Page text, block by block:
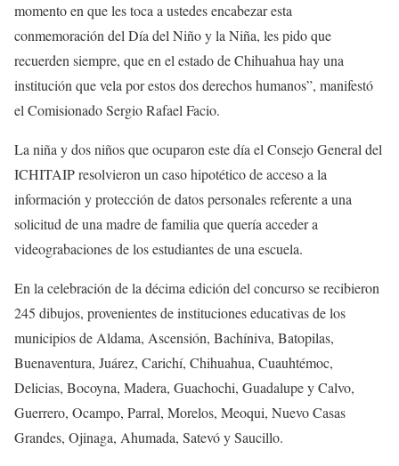
momento en que les toca a ustedes encabezar esta
conmemoración del Día del Niño y la Niña, les pido que
recuerden siempre, que en el estado de Chihuahua hay una
institución que vela por estos dos derechos humanos”, manifestó
el Comisionado Sergio Rafael Facio.
La niña y dos niños que ocuparon este día el Consejo General del
ICHITAIP resolvieron un caso hipotético de acceso a la
información y protección de datos personales referente a una
solicitud de una madre de familia que quería acceder a
videograbaciones de los estudiantes de una escuela.
En la celebración de la décima edición del concurso se recibieron
245 dibujos, provenientes de instituciones educativas de los
municipios de Aldama, Ascensión, Bachíniva, Batopilas,
Buenaventura, Juárez, Carichí, Chihuahua, Cuauhtémoc,
Delicias, Bocoyna, Madera, Guachochi, Guadalupe y Calvo,
Guerrero, Ocampo, Parral, Morelos, Meoqui, Nuevo Casas
Grandes, Ojinaga, Ahumada, Satevó y Saucillo.